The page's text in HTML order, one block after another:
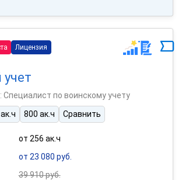
Лицензия
Специалист по воинскому учету
800 ак.ч Сравнить
от 256 ак.ч
от 23 080 руб.
39 910 руб.